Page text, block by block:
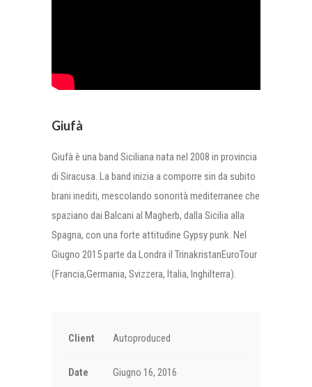
Giufà
Giufà è una band Siciliana nata nel 2008 in provincia
di Siracusa. La band inizia a comporre sin da subito
brani inediti, mescolando sonorità mediterranee che
spaziano dai Balcani al Magherb, dalla Sicilia alla
Spagna, con una forte attitudine Gypsy punk. Nel
Giugno 2015 parte da Londra il TrinakristanEuroTour
(Francia,Germania, Svizzera, Italia, Inghilterra).
Client Autoproduced
Date Giugno 16, 2016